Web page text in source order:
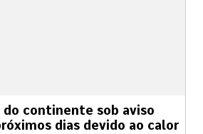
continente sob aviso
dias devido ao calor